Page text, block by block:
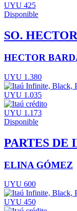
UYU 425
Disponible
SO.
HECTOR
UYU 1.380
UYU 1.035
UYU 1.173
Disponible
PARTES DE
ELINA GÓMEZ
UYU 600
UYU 450